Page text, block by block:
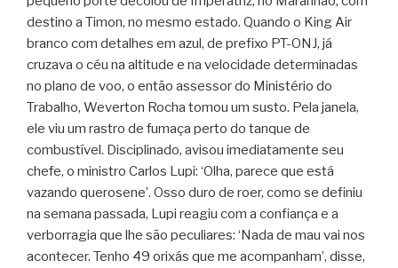
destino a Timon, no mesmo estado. Quando o King Air
branco com detalhes em azul, de prefixo PT-ONJ, já
cruzava o céu na altitude e na velocidade determinadas
no plano de voo, o então assessor do Ministério do
Trabalho, Weverton Rocha tomou um susto. Pela janela,
ele viu um rastro de fumaça perto do tanque de
combustível. Disciplinado, avisou imediatamente seu
chefe, o ministro Carlos Lupi: ‘Olha, parece que está
vazando querosene’. Osso duro de roer, como se definiu
na semana passada, Lupi reagiu com a confiança e a
verborragia que lhe são peculiares: ‘Nada de mau vai nos
acontecer. Tenho 49 orixás que me acompanham’, disse,